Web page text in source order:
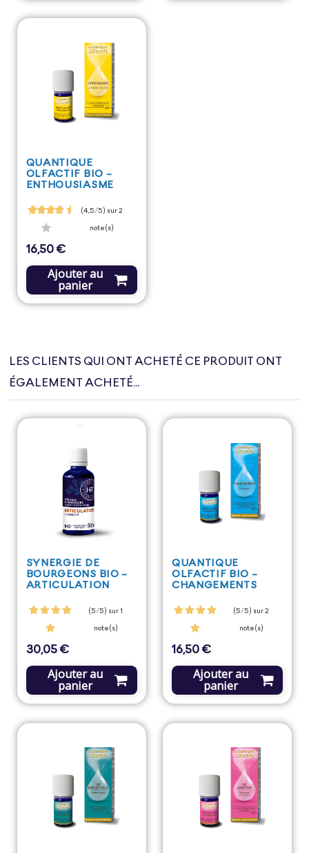
QUANTIQUE
OLFACTIF BIO -
ENTHOUSIASME
(4,5/5) sur 2
note(s)
Prix
16,50 €
Ajouter au
panier
LES CLIENTS QUI ONT ACHETÉ CE PRODUIT ONT
ÉGALEMENT ACHETÉ...
SYNERGIE DE
BOURGEONS BIO -
ARTICULATION
(5/5) sur 1
note(s)
Prix
30,05 €
Ajouter au
panier
QUANTIQUE
OLFACTIF BIO -
CHANGEMENTS
(5/5) sur 2
note(s)
Prix
16,50 €
Ajouter au
panier